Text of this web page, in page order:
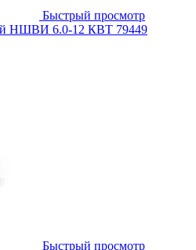
Быстрый просмотр
НШВИ 6.0-12 КВТ 79449
Быстрый просмотр